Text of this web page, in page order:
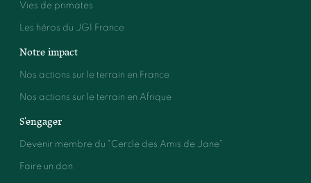
Vies de primates
Les héros du JGI France
Notre impact
Nos actions sur le terrain en France
Nos actions sur le terrain en Afrique
S'engager
Devenir membre du "Cercle des Amis de Jane"
Faire un don